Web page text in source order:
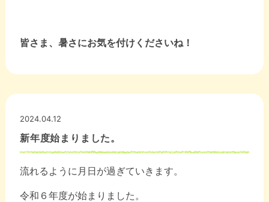
皆さま、暑さにお気を付けくださいね！
2024.04.12
新年度始まりました。
流れるように月日が過ぎていきます。
令和６年度が始まりました。